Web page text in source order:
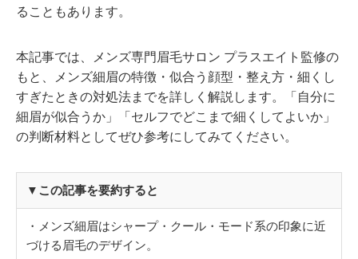
ることもあります。
本記事では、メンズ専門眉毛サロン プラスエイト監修の
もと、メンズ細眉の特徴・似合う顔型・整え方・細くし
すぎたときの対処法までを詳しく解説します。「自分に
細眉が似合うか」「セルフでどこまで細くしてよいか」
の判断材料としてぜひ参考にしてみてください。
▼この記事を要約すると
・メンズ細眉はシャープ・クール・モード系の印象に近
づける眉毛のデザイン。